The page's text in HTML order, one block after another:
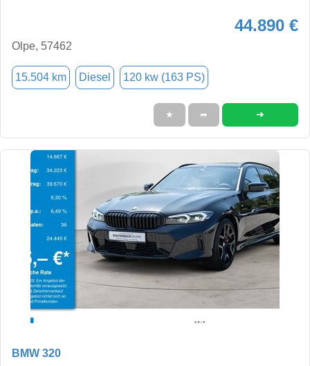
44.890 €
Olpe, 57462
15.504 km Diesel 120 kw (163 PS)
★ ➦ ➜
BMW 320